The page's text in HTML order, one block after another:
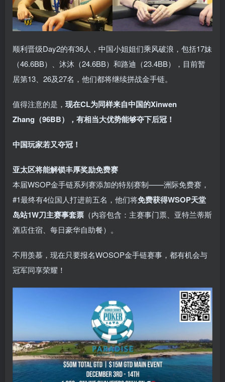
顺利晋级Day2的有36人，中国小姐姐们乘风破浪，包括17妹
（46.6BB）、沐沐（24.6BB）和路迪（23.4BB），目前暂
居第13、26及27名，他们都将继续拼战金手链。
值得注意的是， 现在CL为同样来自中国的Xinwen
Zhang（96BB），有相当大优势能够夺下后冠！
中国玩家若又夺冠！
亚太区将能解锁丰厚奖励免费赛
本届WSOP金手链系列赛添加的特别赛制——洲际免费赛，
#1最终有4位国人打进前五名，他们将免费获得WSOP天堂
岛站1W刀主赛事套票 （内容包含：主赛事门票、亚特兰蒂斯
酒店住宿、每日豪华自助餐）。
不用羡慕，现在只要报名WOSOP金手链赛事，都有机会与
冠军同享荣耀！